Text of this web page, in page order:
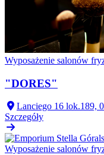
Wyposażenie salonów
"DORES"
Lanciego 16 lok.189,
Szczegóły
Wyposażenie salonów